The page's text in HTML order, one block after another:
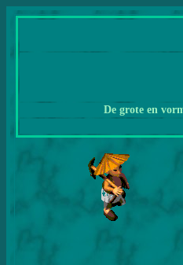
De grote en